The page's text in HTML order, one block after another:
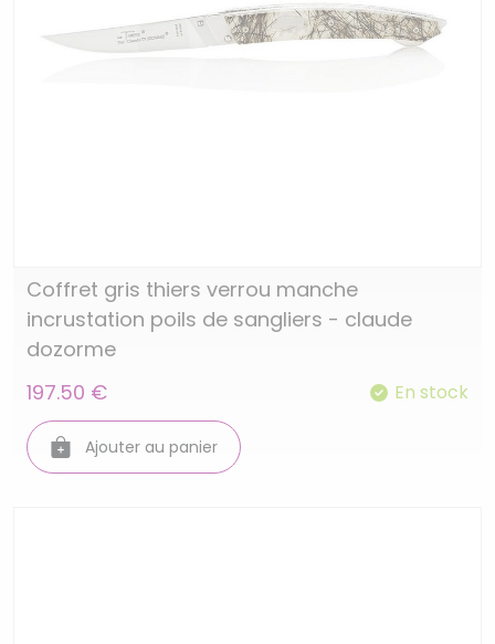
Coffret gris thiers verrou manche
incrustation poils de sangliers - claude
dozorme
197.50 €
En stock
Ajouter au panier